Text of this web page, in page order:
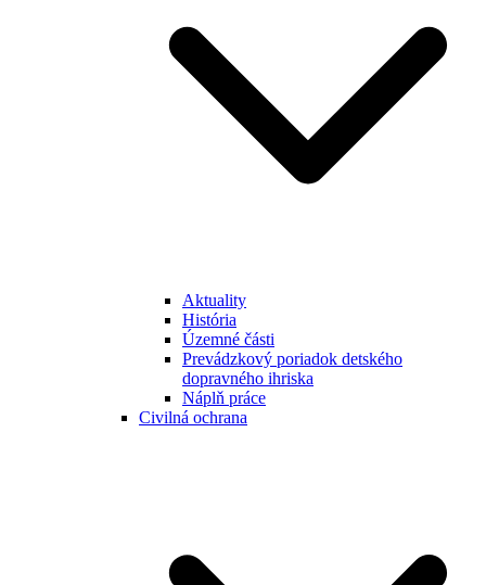
Aktuality
História
Územné části
Prevádzkový poriadok detského
dopravného ihriska
Náplň práce
Civilná ochrana